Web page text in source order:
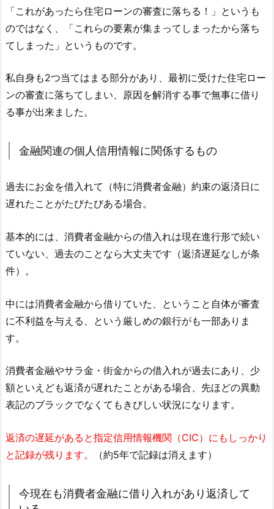
「これがあったら住宅ローンの審査に落ちる！」というも
のではなく、「これらの要素が集まってしまったから落ち
てしまった」というものです。
私自身も2つ当てはまる部分があり、最初に受けた住宅ロー
ンの審査に落ちてしまい、原因を解消する事で無事に借り
る事が出来ました。
金融関連の個人信用情報に関係するもの
過去にお金を借入れて（特に消費者金融）約束の返済日に
遅れたことがたびたびある場合。
基本的には、消費者金融からの借入れは現在進行形で続い
ていない、過去のことなら大丈夫です（返済遅延なしが条
件）。
中には消費者金融から借りていた、ということ自体が審査
に不利益を与える、という厳しめの銀行がも一部ありま
す。
消費者金融やサラ金・街金からの借入れが過去にあり、少
額といえども返済が遅れたことがある場合、先ほどの異動
表記のブラックでなくてもきびしい状況になります。
返済の遅延があると指定信用情報機関（CIC）にもしっかり
と記録が残ります。
（約5年で記録は消えます）
今現在も消費者金融に借り入れがあり返済して